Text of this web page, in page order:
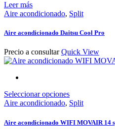
la
de
producto
365.00€
Leer más
Aire acondicionado, Split
Aire acondicionado Daitsu Cool Pro
Precio a consultar Quick View
Seleccionar opcionesEste
producto
múltiples
Aire acondicionado, Split
Aire acondicionado WIFI MOVAIR 14